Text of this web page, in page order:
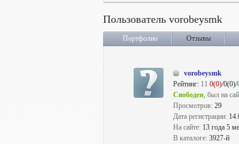
Пользователь vorobeysmk
Портфолио Отзывы
vorobeysmk
Рейтинг: 11 0(0)/0(0)/
Свободен, был на
Просмотров: 29
Дата регистрации:
На сайте: 13 года 5
В каталоге: 3927-й